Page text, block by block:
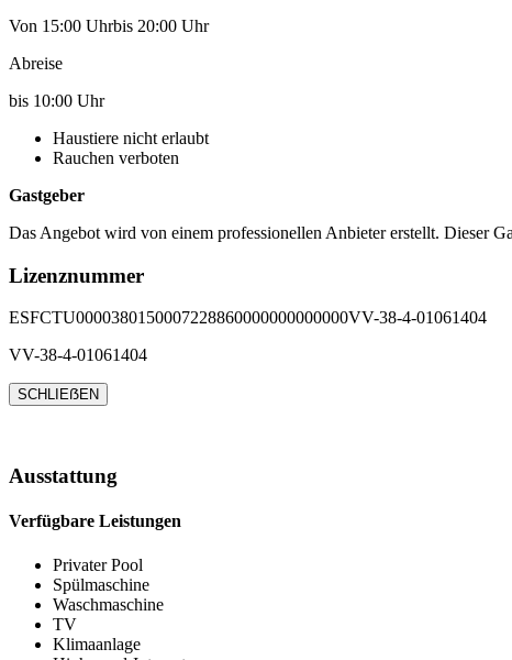
Von 15:00 Uhrbis 20:00 Uhr
Abreise
bis 10:00 Uhr
Haustiere nicht erlaubt
Rauchen verboten
Gastgeber
Das Angebot wird von einem professionellen Anbieter erstellt. Dieser
Lizenznummer
ESFCTU0000380150007228860000000000000VV-38-4-01061404
VV-38-4-01061404
SCHLIEẞEN
Ausstattung
Verfügbare Leistungen
Privater Pool
Spülmaschine
Waschmaschine
TV
Klimaanlage